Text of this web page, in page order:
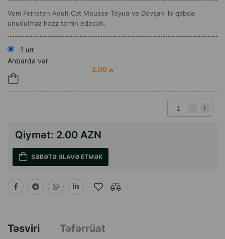
Vom Feinsten Adult Cat Mousse Toyuq və Dovşan ilə qabda
unudulmaz həzz təmin edəcək.
1 шт
Anbarda var
2.00 ₼
Qiymət: 2.00 AZN
SƏBƏTƏ ƏLAVƏ ETMƏK
Təsviri
Təfərrüat